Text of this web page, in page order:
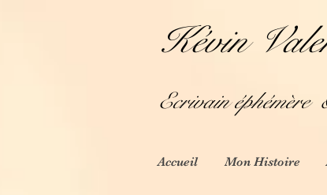
Kévin
Ecrivain éphémère
Accueil Mon Histoire